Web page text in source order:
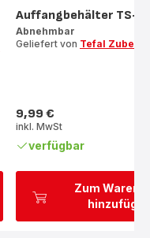
Zum
Auffangbehälter TS-
Abnehmbar
Geliefert von Tefal
Preis
9,99 €
inkl. MwSt
verfügbar